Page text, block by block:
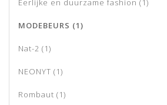
Eerlijke en duurzame fashion (1)
MODEBEURS (1)
Nat-2 (1)
NEONYT (1)
Rombaut (1)